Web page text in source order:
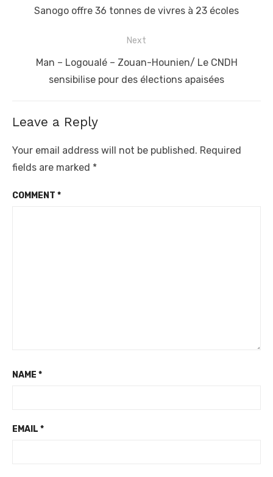
post:Sanogo offre 36 tonnes de vivres à 23 écoles
Next
NextMan – Logoualé – Zouan-Hounien/ Le CNDH
sensibilise pour des élections apaisées
Leave a Reply
Your email address will not be published. Required
fields are marked *
COMMENT *
NAME *
EMAIL *